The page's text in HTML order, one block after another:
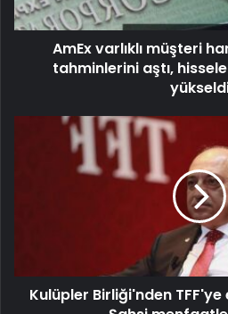
AmEx varlıklı müşteri
tahminlerini aştı,
Kulüpler Birliği'nden TFF'ye